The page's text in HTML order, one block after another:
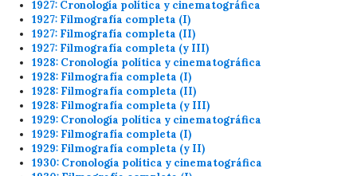
1927: Cronología política y cinematográfica
1927: Filmografía completa (I)
1927: Filmografía completa (II)
1927: Filmografía completa (y III)
1928: Cronología política y cinematográfica
1928: Filmografía completa (I)
1928: Filmografía completa (II)
1928: Filmografía completa (y III)
1929: Cronología política y cinematográfica
1929: Filmografía completa (I)
1929: Filmografía completa (y II)
1930: Cronología política y cinematográfica